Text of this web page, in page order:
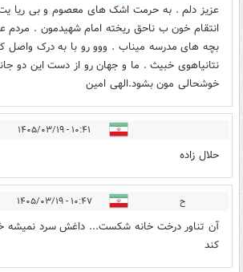
عزیز دلم . به حرمت اشک های معصوم و بی ریا
انتقام خون ب ناحق ریخته امام شهیدمون . مردم
بچه های مدرسه میناب . ووو رو با به درک واصل
نتانیاهوی خبیث . ما و جهان رو از دست این دو
خوشحالی مون بشود.الهی امین
۱۰:۴۱ - ۱۴۰۵/۰۳/۱۹
حلال زاده
ح ۱۰:۴۷ - ۱۴۰۵/۰۳/۱۹
آن تناور درخت خانه شکست... داغش سرد نمیشه
کند